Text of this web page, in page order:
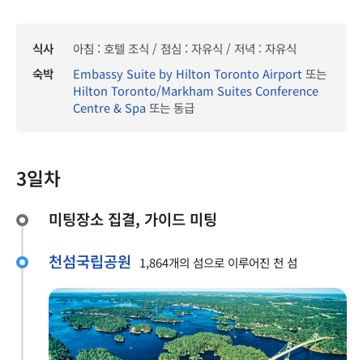
식사
아침 : 호텔 조식 / 점심 : 자유식 / 저녁 : 자유식
숙박
Embassy Suite by Hilton Toronto Airport 또는
Hilton Toronto/Markham Suites Conference
Centre & Spa 또는 동급
3일차
미팅장소 집결, 가이드 미팅
천섬국립공원 1,864개의 섬으로 이루어진 천 섬